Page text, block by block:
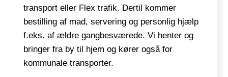
transport eller Flex trafik. Dertil kommer
bestilling af mad, servering og personlig hjælp
f.eks. af ældre gangbesværede. Vi henter og
bringer fra by til hjem og kører også for
kommunale transporter.